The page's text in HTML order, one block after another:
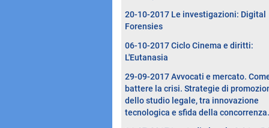
20-10-2017 Le investigazioni: Digital
Forensies
06-10-2017 Ciclo Cinema e diritti:
L'Eutanasia
29-09-2017 Avvocati e mercato.
battere la crisi. Strategie di
dello studio legale, tra innovazione
tecnologica e sfida della concorrenza.